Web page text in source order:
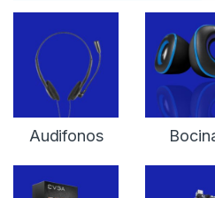
Audifonos